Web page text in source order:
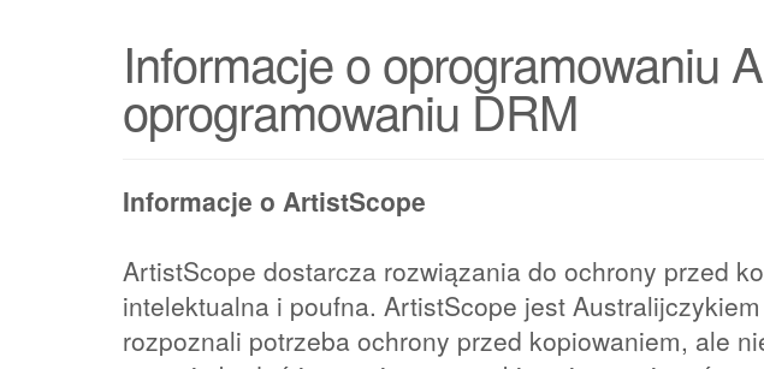
Informacje o oprogramowaniu
oprogramowaniu DRM
Informacje o ArtistScope
ArtistScope dostarcza rozwiązania do ochrony przed
intelektualna i poufna. ArtistScope jest
rozpoznali potrzeba ochrony przed kopiowaniem, ale